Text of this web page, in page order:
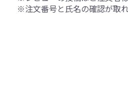
※注文番号と氏名の確認が取